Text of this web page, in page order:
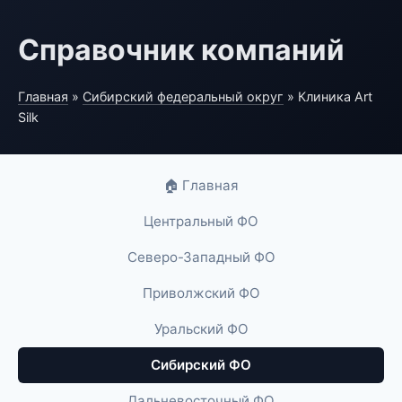
Справочник компаний
Главная » Сибирский федеральный округ » Клиника Art
Silk
🏠 Главная
Центральный ФО
Северо-Западный ФО
Приволжский ФО
Уральский ФО
Сибирский ФО